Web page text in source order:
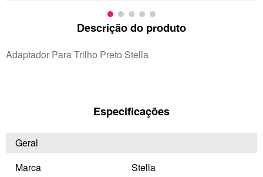
Descrição do produto
Adaptador Para Trilho Preto Stella
Especificações
Geral
Marca
Stella